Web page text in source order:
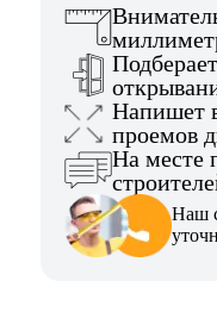
Напишет
проемов
На месте
Наш